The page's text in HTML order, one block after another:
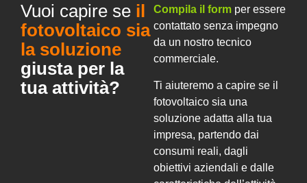
Vuoi capire se il
fotovoltaico sia
la soluzione
giusta per la
tua attività?
Compila il form per essere
contattato senza impegno
da un nostro tecnico
commerciale.
Ti aiuteremo a capire se il
fotovoltaico sia una
soluzione adatta alla tua
impresa, partendo dai
consumi reali, dagli
obiettivi aziendali e dalle